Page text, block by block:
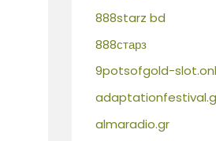
888starz bd
888старз
9potsofgold-
almaradio.gr